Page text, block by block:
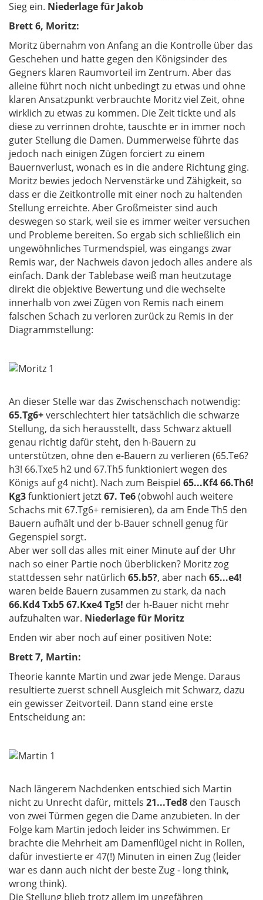
Sieg ein. Niederlage für Jakob
Brett 6, Moritz:
Moritz übernahm von Anfang an die Kontrolle über das
Geschehen und hatte gegen den Königsinder des
Gegners klaren Raumvorteil im Zentrum. Aber das
alleine führt noch nicht unbedingt zu etwas und ohne
klaren Ansatzpunkt verbrauchte Moritz viel Zeit, ohne
wirklich zu etwas zu kommen. Die Zeit tickte und als
diese zu verrinnen drohte, tauschte er in immer noch
guter Stellung die Damen. Dummerweise führte das
jedoch nach einigen Zügen forciert zu einem
Bauernverlust, wonach es in die andere Richtung ging.
Moritz bewies jedoch Nervenstärke und Zähigkeit, so
dass er die Zeitkontrolle mit einer noch zu haltenden
Stellung erreichte. Aber Großmeister sind auch
deswegen so stark, weil sie es immer weiter versuchen
und Probleme bereiten. So ergab sich schließlich ein
ungewöhnliches Turmendspiel, was eingangs zwar
Remis war, der Nachweis davon jedoch alles andere als
einfach. Dank der Tablebase weiß man heutzutage
direkt die objektive Bewertung und die wechselte
innerhalb von zwei Zügen von Remis nach einem
falschen Schach zu verloren zurück zu Remis in der
Diagrammstellung:
An dieser Stelle war das Zwischenschach notwendig:
65.Tg6+verschlechtert hier tatsächlich die schwarze
Stellung, da sich herausstellt, dass Schwarz aktuell
genau richtig dafür steht, den h-Bauern zu
unterstützen, ohne den e-Bauern zu verlieren (65.Te6?
h3! 66.Txe5 h2 und 67.Th5 funktioniert wegen des
Königs auf g4 nicht). Nach zum Beispiel 65...Kf4 66.Th6!
Kg3funktioniert jetzt67. Te6(obwohl auch weitere
Schachs mit 67.Tg6+ remisieren), da am Ende Th5 den
Bauern aufhält und der b-Bauer schnell genug für
Gegenspiel sorgt.
Aber wer soll das alles mit einer Minute auf der Uhr
nach so einer Partie noch überblicken? Moritz zog
stattdessen sehr natürlich 65.b5?, aber nach 65...e4!
waren beide Bauern zusammen zu stark, da nach
66.Kd4 Txb5 67.Kxe4 Tg5! der h-Bauer nicht mehr
aufzuhalten war. Niederlage für Moritz
Enden wir aber noch auf einer positiven Note:
Brett 7, Martin:
Theorie kannte Martin und zwar jede Menge. Daraus
resultierte zuerst schnell Ausgleich mit Schwarz, dazu
ein gewisser Zeitvorteil. Dann stand eine erste
Entscheidung an:
Nach längerem Nachdenken entschied sich Martin
nicht zu Unrecht dafür, mittels 21...Ted8 den Tausch
von zwei Türmen gegen die Dame anzubieten. In der
Folge kam Martin jedoch leider ins Schwimmen. Er
brachte die Mehrheit am Damenflügel nicht in Rollen,
dafür investierte er 47(!) Minuten in einen Zug (leider
war es dann auch nicht der beste Zug - long think,
wrong think).
Die Stellung blieb trotz allem im ungefähren